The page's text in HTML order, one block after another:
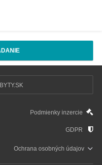
Podmienky inzercie
GDPR
Ochrana osobnýchúdajov